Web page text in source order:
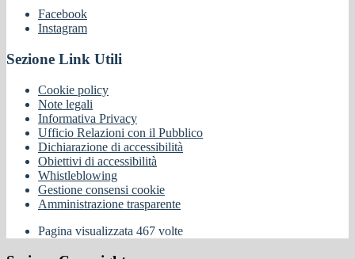
Facebook
Instagram
Sezione Link Utili
Cookie policy
Note legali
Informativa Privacy
Ufficio Relazioni con il Pubblico
Dichiarazione di accessibilità
Obiettivi di accessibilità
Whistleblowing
Gestione consensi cookie
Amministrazione trasparente
Pagina visualizzata 467 volte